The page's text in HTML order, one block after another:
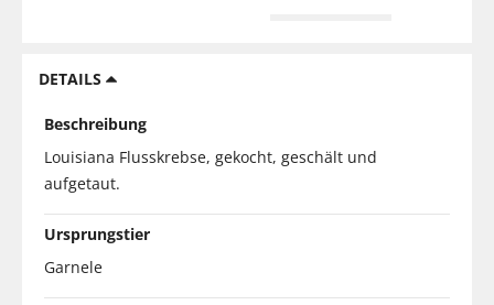
DETAILS
Beschreibung
Louisiana Flusskrebse, gekocht, geschält und
aufgetaut.
Ursprungstier
Garnele